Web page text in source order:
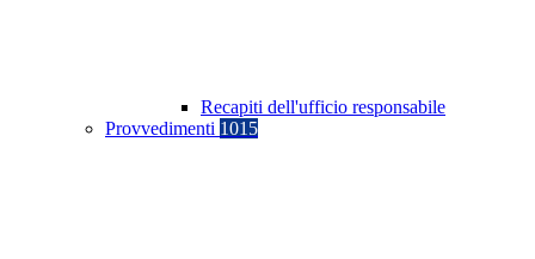
Recapiti dell'ufficio responsabile
Provvedimenti 1015